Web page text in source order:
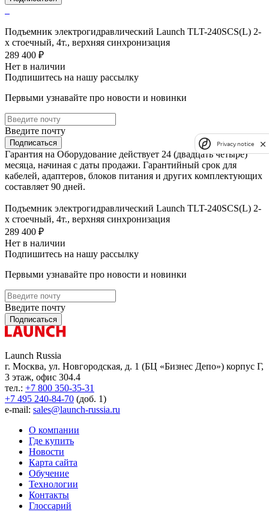
Подъемник электрогидравлический Launch TLT-240SCS(L) 2-
х стоечный, 4т., верхняя синхронизация
289 400 ₽
Нет в наличии
Подпишитесь на нашу рассылку
Первыми узнавайте про новости и новинки
Введите почту
Подписаться
Гарантия на Оборудование действует 24 (двадцать четыре)
месяца, начиная с даты продажи. Гарантийный срок для
кабелей, адаптеров, блоков питания и других комплектующих
составляет 90 дней.
Подъемник электрогидравлический Launch TLT-240SCS(L) 2-
х стоечный, 4т., верхняя синхронизация
289 400 ₽
Нет в наличии
Подпишитесь на нашу рассылку
Первыми узнавайте про новости и новинки
Введите почту
Подписаться
Launch Russia
г. Москва, ул. Новгородская, д. 1 (БЦ «Бизнес Депо») корпус Г,
3 этаж, офис 304.4
тел.: +7 800 350-35-31
+7 495 240-84-70 (доб. 1)
e-mail: sales@launch-russia.ru
О компании
Где купить
Новости
Карта сайта
Обучение
Технологии
Контакты
Глоссарий
Privacy notice